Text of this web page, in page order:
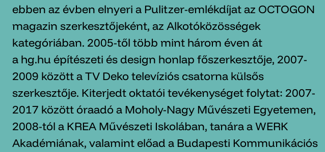
ebben az évben elnyeri a Pulitzer-emlékdíjat az OCTOGON
magazin szerkesztőjeként, az Alkotóközösségek
kategóriában. 2005-től több mint három éven át
a hg.hu építészeti és design honlap főszerkesztője, 2007-
2009 között a TV Deko televíziós csatorna külsős
szerkesztője. Kiterjedt oktatói tevékenységet folytat: 2007-
2017 között óraadó a Moholy-Nagy Művészeti Egyetemen,
2008-tól a KREA Művészeti Iskolában, tanára a WERK
Akadémiának, valamint előad a Budapesti Kommunikációs